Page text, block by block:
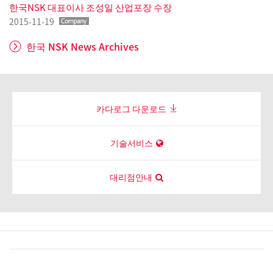
한국NSK 대표이사 조성일 산업포장 수장
2015-11-19
한국 NSK News Archives
카다로그 다운로드
기술서비스
대리점안내